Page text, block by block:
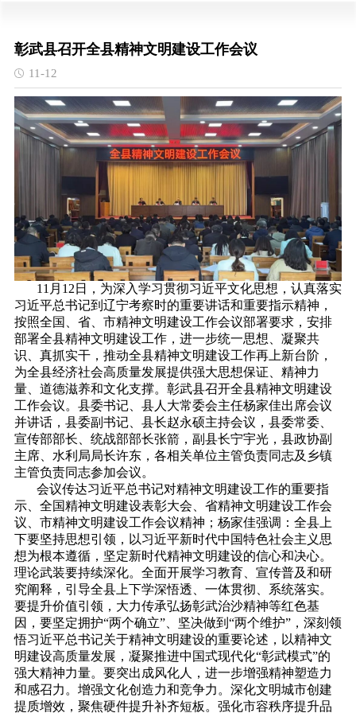
彰武县召开全县精神文明建设工作会议
11-12
11月12日，为深入学习贯彻习近平文化思想，认真落实
习近平总书记到辽宁考察时的重要讲话和重要指示精神，
按照全国、省、市精神文明建设工作会议部署要求，安排
部署全县精神文明建设工作，进一步统一思想、凝聚共
识、真抓实干，推动全县精神文明建设工作再上新台阶，
为全县经济社会高质量发展提供强大思想保证、精神力
量、道德滋养和文化支撑。彰武县召开全县精神文明建设
工作会议。县委书记、县人大常委会主任杨家佳出席会议
并讲话，县委副书记、县长赵永硕主持会议，县委常委、
宣传部部长、统战部部长张箭，副县长宁宇光，县政协副
主席、水利局局长许东，各相关单位主管负责同志及乡镇
主管负责同志参加会议。
会议传达习近平总书记对精神文明建设工作的重要指
示、全国精神文明建设表彰大会、省精神文明建设工作会
议、市精神文明建设工作会议精神；杨家佳强调：全县上
下要坚持思想引领，以习近平新时代中国特色社会主义思
想为根本遵循，坚定新时代精神文明建设的信心和决心。
理论武装要持续深化。全面开展学习教育、宣传普及和研
究阐释，引导全县上下学深悟透、一体贯彻、系统落实。
要提升价值引领，大力传承弘扬彰武治沙精神等红色基
因，要坚定拥护“两个确立”、坚决做到“两个维护”，深刻领
悟习近平总书记关于精神文明建设的重要论述，以精神文
明建设高质量发展，凝聚推进中国式现代化“彰武模式”的
强大精神力量。要突出成风化人，进一步增强精神塑造力
和感召力。增强文化创造力和竞争力。深化文明城市创建
提质增效，聚焦硬件提升补齐短板。强化市容秩序提升品